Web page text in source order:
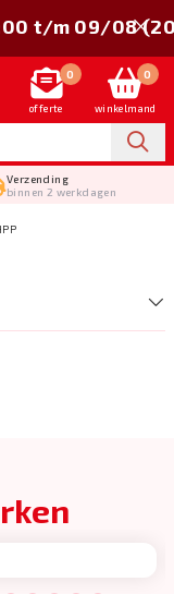
0
offerte
0
winkelmand
Verzending
binnen 2 werkdagen
t/m 09/08